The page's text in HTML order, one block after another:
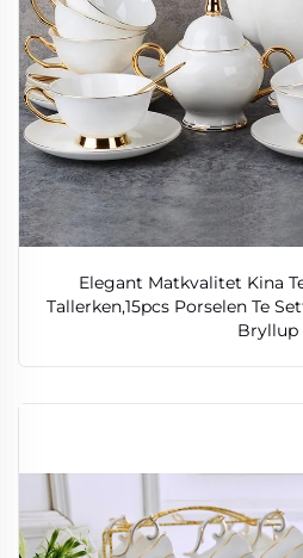
Elegant Matkvalitet Kina
Tallerken,15pcs Porselen Te
Bryllup